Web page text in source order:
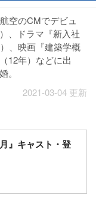
空のCMでデビュ
、ドラマ『新入社
、映画『建築学概
12年）などに出
。
2021-03-04 更新
』キャスト・登